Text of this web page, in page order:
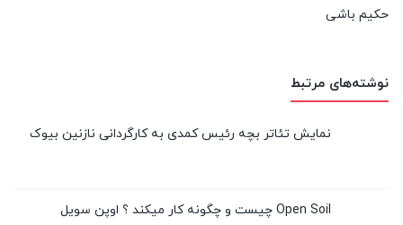
حکیم باشی
نوشته‌های مرتبط
نمایش تئاتر بچه رئیس کمدی به کارگردانی نازنین بیوک
Open Soil چیست و چگونه کار میکند ؟ اوپن سویل